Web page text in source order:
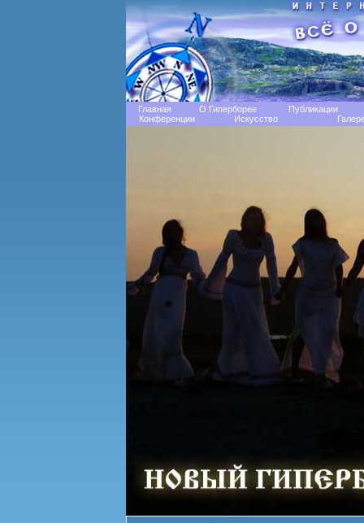
Главная О Гиперборее
Публикации
Конференции
Искусство